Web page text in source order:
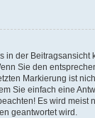
in der
Sie den
Markierung ist
Sie einfach eine
Es wird meist
geantwortet wird.